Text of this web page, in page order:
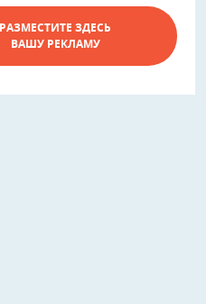
РАЗМЕСТИТЕ ЗДЕСЬ
ВАШУ РЕКЛАМУ